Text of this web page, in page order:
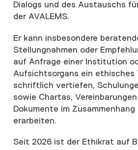
Dialogs und des Austauschs
der AVALEMS.
Er kann insbesondere
Stellungnahmen oder
auf Anfrage einer Institution
Aufsichtsorgans ein ethisches
schriftlich vertiefen,
sowie Chartas,
Dokumente im
erarbeiten.
Seit 2026 ist der Ethikrat auf